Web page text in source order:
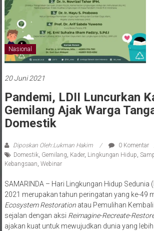
Nasional
20 Juni 2021
Pandemi, LDII Luncurkan
Gemilang Ajak Warga
Domestik
Diposkan Oleh:Lukman Hakim
0 Komentar
Domestik, Gemilang, Kader, Lingkungan Hidup,
Kebangsaan, Webinar
SAMARINDA – Hari Lingkungan Hidup Sedunia
2021 merupakan tahun peringatan yang ke-49
Ecosystem Restorationatau Pemulihan
sejalan dengan aksi Reimagine-Recreate-
ajakan kuat untuk mewujudkan dunia yang